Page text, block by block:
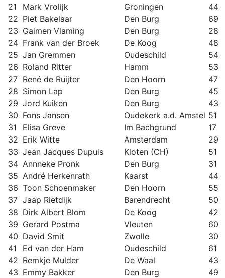
21
Mark Vrolijk Groningen
44
22 Piet Bakelaar Den Burg
69
23 Gaimen Vlaming Den Burg
28
24 Frank van der Broek De Koog
48
25 Jan Gremmen Oudeschild
54
26 Roland Ritter Hamm
53
27 René de Ruijter Den Hoorn
47
28 Simon Lap Den Burg
45
29 Jord Kuiken Den Burg
43
30 Fons Jansen Oudekerk a.d. Amstel 51
31
Elisa Greve Im Bachgrund
17
32 Erik Witte Amsterdam
29
33 Jean Jacques Dupuis Kloten (CH)
51
34 Annneke Pronk Den Burg
31
35 André Herkenrath Kaarst
44
36 Toon Schoenmaker Den Hoorn
55
37 Jaap Rietdijk Barendrecht
50
38 Dirk Albert Blom De Koog
42
39 Gerard Postma Vleuten
60
40 David Smit Zwolle
30
41
Ed van der Ham Oudeschild
61
42 Remkje Mulder De Waal
43
43 Emmy Bakker Den Burg
49